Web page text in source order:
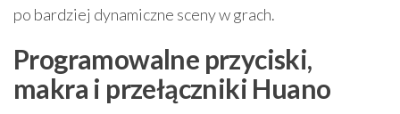
po bardziej dynamiczne sceny w grach.
Programowalne przyciski,
makra i przełączniki Huano